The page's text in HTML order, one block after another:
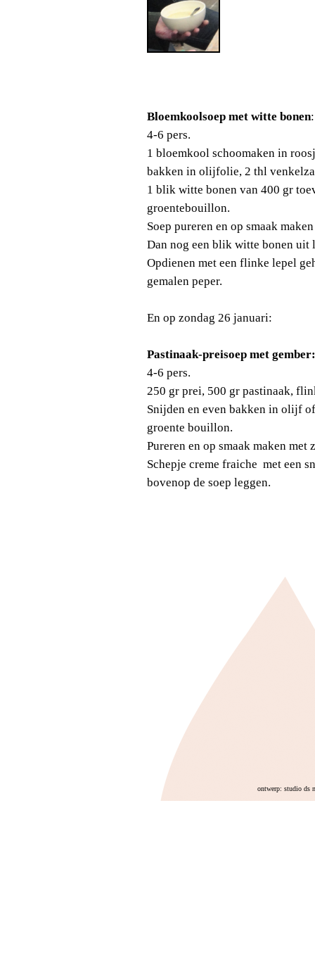
Bloemkoolsoep met witte bonen:
4-6 pers.
1 bloemkool schoomaken in
bakken in olijfolie, 2 thl
1 blik witte bonen van 400 gr
groentebouillon.
Soep pureren en op smaak
Dan nog een blik witte bonen uit
Opdienen met een flinke lepel
gemalen peper.
En op zondag 26 januari:
Pastinaak-preisoep met gember:
4-6 pers.
250 gr prei, 500 gr pastinaak,
Snijden en even bakken in olijf
groente bouillon.
Pureren en op smaak maken met
Schepje creme fraiche met een
bovenop de soep leggen.
ontwerp: studio ds